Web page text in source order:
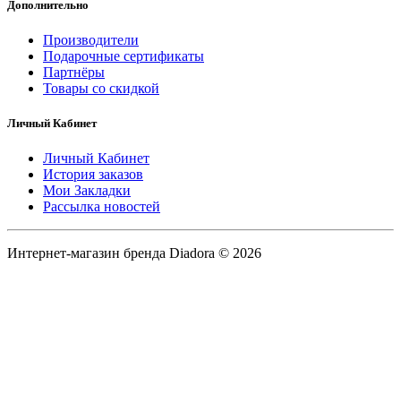
Дополнительно
Производители
Подарочные сертификаты
Партнёры
Товары со скидкой
Личный Кабинет
Личный Кабинет
История заказов
Мои Закладки
Рассылка новостей
Интернет-магазин бренда Diadora © 2026